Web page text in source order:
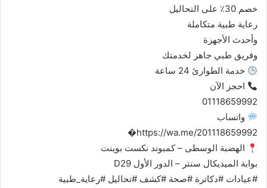
خصم 30٪ على التحاليل
رعاية طبية متكاملة
وأحدث الأجهزة
وفريق طبي جاهز لخدمتك
خدمة الطوارئ 24 ساعة
احجز الآن
01118659992
واتساب
https://wa.me/201118659992⁠�
الهضبة الوسطى – كمبوند نكست بوينت
بوابة الميديكال سنتر – الدور الأول D29
#عيادات #دكاترة #صحة #كشف #تحاليل #رعاية_طبية